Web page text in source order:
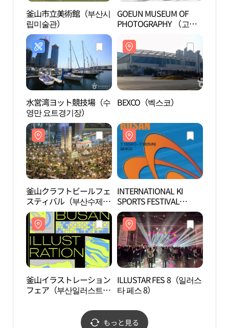
釜山市立美術館（부산시
립미술관）
GOEUN MUSEUM OF
PHOTOGRAPHY （고은
水営湾ヨット競技場（수
영만 요트경기장）
BEXCO（벡스코）
釜山クラフトビールフェ
スティバル（부산수제맥
주페스티벌）
INTERNATIONAL KI
SPORTS FESTIVAL
BUSAN（인터내셔널 키
스포츠페스티벌 부산）
釜山イラストレーション
フェア（부산일러스트레
ILLUSTAR FES 8（일러스
타 페스 8）
もっと見る